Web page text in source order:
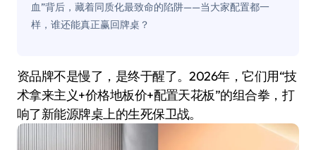
血”背后，藏着同质化最致命的陷阱——当大家配置都一
样，谁还能真正赢回牌桌？
资品牌不是慢了，是终于醒了。2026年，它们用“技
术拿来主义+价格地板价+配置天花板”的组合拳，打
响了新能源牌桌上的生死保卫战。